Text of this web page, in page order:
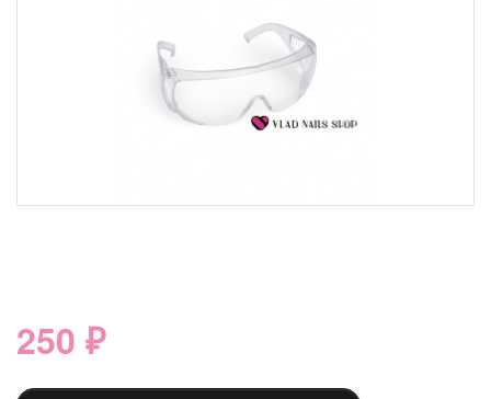
250 ₽